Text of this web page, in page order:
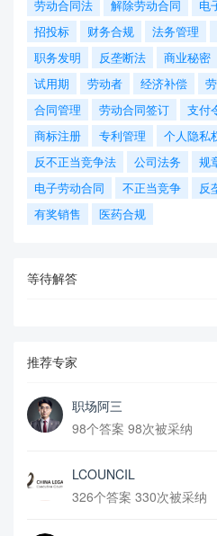
劳动合同法
解除劳动合同 电
招投标
财务合规 法务管理
职务发明
反垄断法 商业秘密
试用期
劳动者 经济补偿
合同管理
劳动合同签订 支付
商标注册
专利管理 个人隐私
反不正当竞争法
公司法务 规
电子劳动合同
不正当竞争 反
有奖销售
医药合规
等待解答
推荐专家
职场阿三
98个答案 98次被采纳
LCOUNCIL
326个答案 330次被采纳